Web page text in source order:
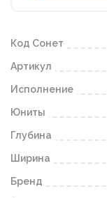
Код Сонет
Артикул
Исполнение
Юниты
Глубина
Ширина
Бренд